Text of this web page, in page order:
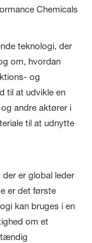
Chemicals
teknologi, der
om, hvordan
og
til at udvikle en
andre aktører i
til at udnytte
der er global leder
er det første
kan bruges i en
om et